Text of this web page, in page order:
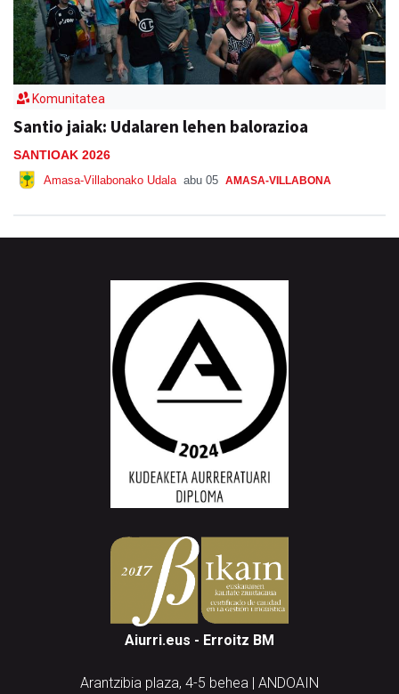
Komunitatea
Santio jaiak: Udalaren lehen balorazioa
SANTIOAK 2026
Amasa-Villabonako Udala abu 05 AMASA-VILLABONA
Aiurri.eus - Erroitz BM
Arantzibia plaza, 4-5 behea | ANDOAIN